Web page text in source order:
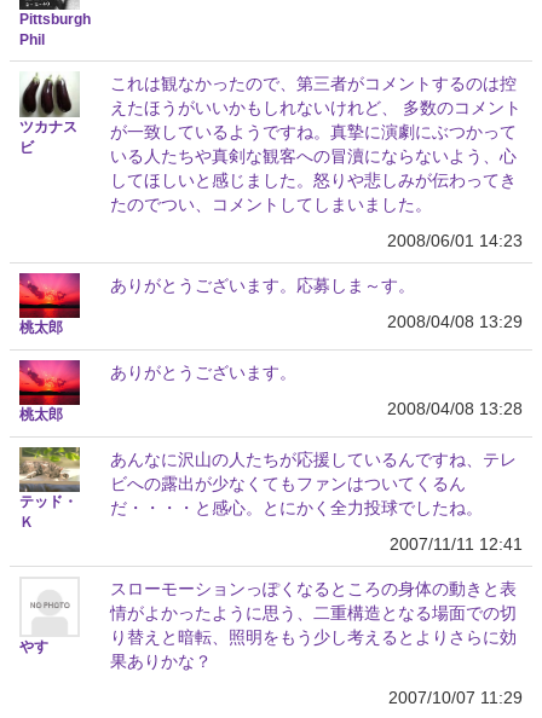
Pittsburgh
Phil
ツカナス
ビ
これは観なかったので、第三者がコメントするのは控
えたほうがいいかもしれないけれど、 多数のコメント
が一致しているようですね。真摯に演劇にぶつかって
いる人たちや真剣な観客への冒瀆にならないよう、心
してほしいと感じました。怒りや悲しみが伝わってき
たのでつい、コメントしてしまいました。
2008/06/01 14:23
桃太郎
ありがとうございます。応募しま～す。
2008/04/08 13:29
桃太郎
ありがとうございます。
2008/04/08 13:28
テッド・
Ｋ
あんなに沢山の人たちが応援しているんですね、テレ
ビへの露出が少なくてもファンはついてくるん
だ・・・・と感心。とにかく全力投球でしたね。
2007/11/11 12:41
やす
スローモーションっぽくなるところの身体の動きと表
情がよかったように思う、二重構造となる場面での切
り替えと暗転、照明をもう少し考えるとよりさらに効
果ありかな？
2007/10/07 11:29